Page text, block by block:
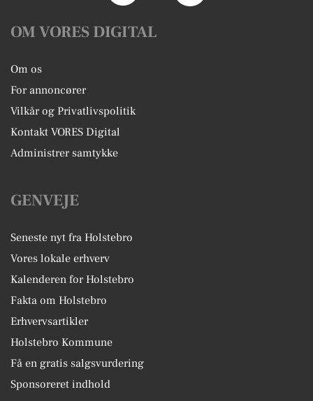
OM VORES DIGITAL
Om os
For annoncører
Vilkår og Privatlivspolitik
Kontakt VORES Digital
Administrer samtykke
GENVEJE
Seneste nyt fra Holstebro
Vores lokale erhverv
Kalenderen for Holstebro
Fakta om Holstebro
Erhvervsartikler
Holstebro Kommune
Få en gratis salgsvurdering
Sponsoreret indhold